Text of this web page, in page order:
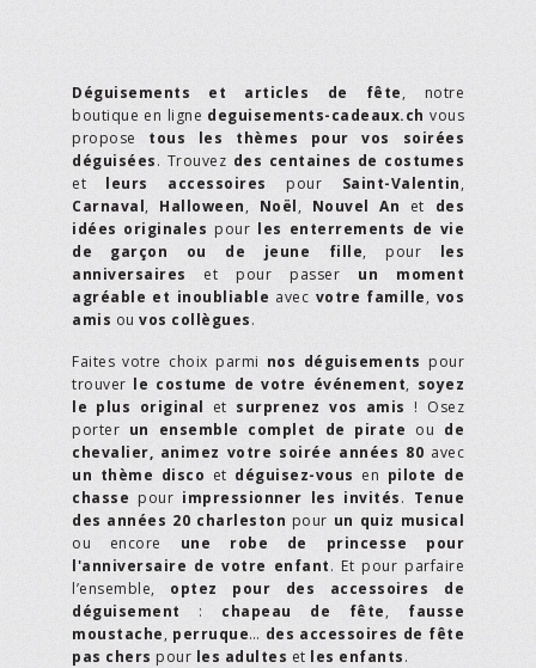
Déguisements et articles de fête, notre
boutique en ligne deguisements-cadeaux.ch vous
propose tous les thèmes pour vos soirées
déguisées. Trouvez des centaines de costumes
et leurs accessoires pour Saint-Valentin,
Carnaval, Halloween, Noël, Nouvel An et des
idées originales pour les enterrements de vie
de garçon ou de jeune fille, pour les
anniversaires et pour passer un moment
agréable et inoubliable avec votre famille, vos
amis ou vos collègues.
Faites votre choix parmi nos déguisements pour
trouver le costume de votre événement, soyez
le plus original et surprenez vos amis ! Osez
porter un ensemble complet de pirate ou de
chevalier, animez votre soirée années 80 avec
un thème disco et déguisez-vous en pilote de
chasse pour impressionner les invités. Tenue
des années 20 charleston pour un quiz musical
ou encore une robe de princesse pour
l'anniversaire de votre enfant. Et pour parfaire
l’ensemble, optez pour des accessoires de
déguisement : chapeau de fête, fausse
moustache, perruque… des accessoires de fête
pas chers pour les adultes et les enfants.